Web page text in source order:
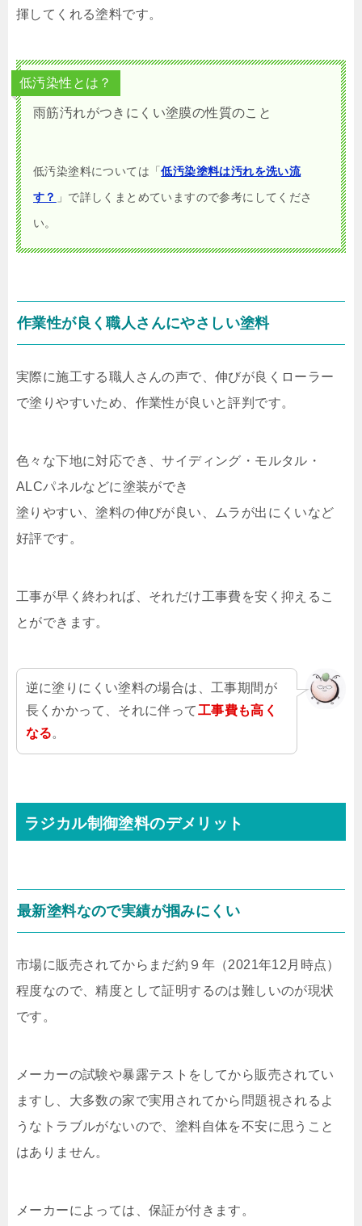
揮してくれる塗料です。
低汚染性とは？
雨筋汚れがつきにくい塗膜の性質のこと
低汚染塗料については「低汚染塗料は汚れを洗い流
す？ 」で詳しくまとめていますので参考にしてくださ
い。
作業性が良く職人さんにやさしい塗料
実際に施工する職人さんの声で、伸びが良くローラー
で塗りやすいため、作業性が良いと評判です。
色々な下地に対応でき、サイディング・モルタル・
ALCパネルなどに塗装ができ
塗りやすい、塗料の伸びが良い、ムラが出にくいなど
好評です。
工事が早く終われば、それだけ工事費を安く抑えるこ
とができます。
逆に塗りにくい塗料の場合は、工事期間が
長くかかって、それに伴って工事費も高く
なる。
ラジカル制御塗料のデメリット
最新塗料なので実績が掴みにくい
市場に販売されてからまだ約９年（2021年12月時点）
程度なので、精度として証明するのは難しいのが現状
です。
メーカーの試験や暴露テストをしてから販売されてい
ますし、大多数の家で実用されてから問題視されるよ
うなトラブルがないので、塗料自体を不安に思うこと
はありません。
メーカーによっては、保証が付きます。